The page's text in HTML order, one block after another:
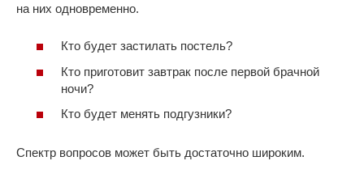
на них одновременно.
Кто будет застилать постель?
Кто приготовит завтрак после первой брачной
ночи?
Кто будет менять подгузники?
Спектр вопросов может быть достаточно широким.